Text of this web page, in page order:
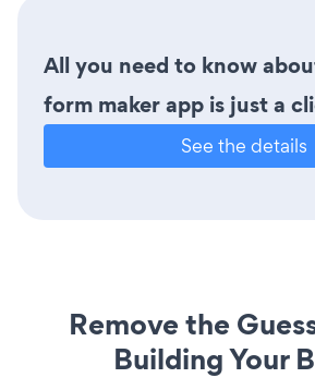
All you need to know
form maker app is just a
See the details
Remove the
Building Your